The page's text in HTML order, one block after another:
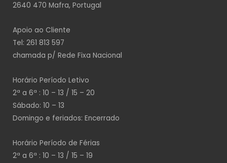
2640 470 Mafra, Portugal
Apoio ao Cliente
Tel: 261 813 597
chamada p/ Rede Fixa Nacional
Horário Período Letivo
2ª a 6ª : 10 – 13 / 15 – 20
Sábado: 10 – 13
Domingo e feriados: Encerrado
Horário Período de Férias
2ª a 6ª : 10 – 13 / 15 – 19